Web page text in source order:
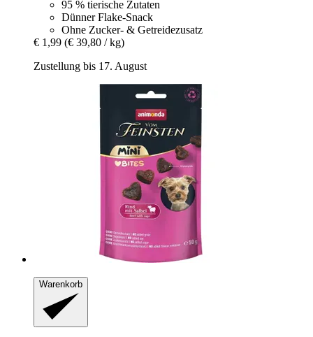
95 % tierische Zutaten
Dünner Flake-Snack
Ohne Zucker- & Getreidezusatz
€ 1,99 (€ 39,80 / kg)
Zustellung bis 17. August
Warenkorb